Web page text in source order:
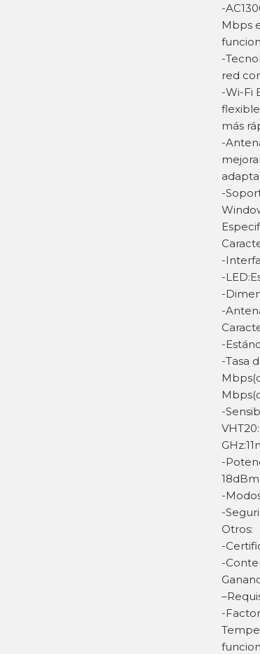
-
Mbps
-
red
-Wi-Fi
más
-
-
-
-
-
-
-
-Tasa
-
-
-
-
Otros:
-
-
-